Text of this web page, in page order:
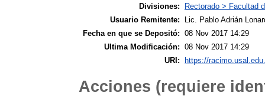
Divisiones:
Rectorado > Facultad
Usuario Remitente:
Lic. Pablo Adrián
Fecha en que se Depositó: 08 Nov 2017 14:29
Ultima Modificación: 08 Nov 2017 14:29
URI:
https://
Acciones (requiere